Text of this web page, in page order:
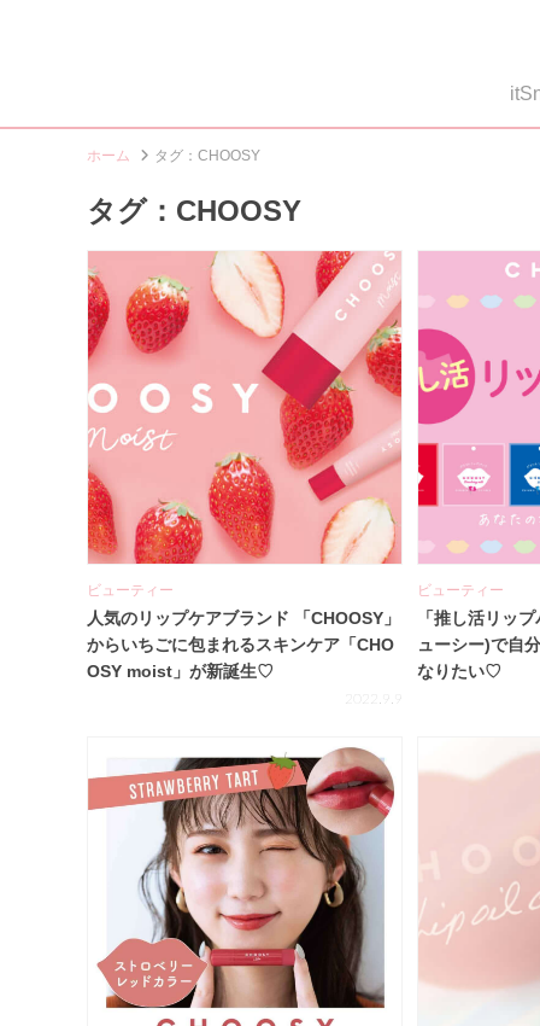
ホーム タグ：CHOOSY
タグ：CHOOSY
ビューティー
人気のリップケアブランド 「CHOOSY」
からいちごに包まれるスキンケア「CHO
OSY moist」が新誕生♡
ビューティー
「推し活リッ
ューシー)で自
なりたい♡